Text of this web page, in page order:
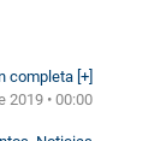
completa [+]
2019 • 00:00